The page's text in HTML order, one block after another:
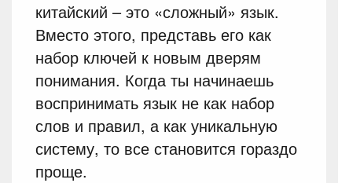
китайский – это «сложный» язык.
Вместо этого, представь его как
набор ключей к новым дверям
понимания. Когда ты начинаешь
воспринимать язык не как набор
слов и правил, а как уникальную
систему, то все становится гораздо
проще.